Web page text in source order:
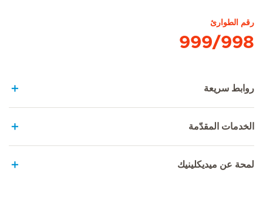
رقم الطوارئ
999/998
روابط سريعة
الخدمات المقدّمة
لمحة عن ميديكلينيك